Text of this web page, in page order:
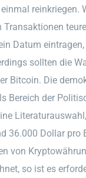
reinkriegen.
Transaktionen
Datum
sollten die
Bitcoin. Die
Bereich der
36.000 Dollar pro
von
so ist es